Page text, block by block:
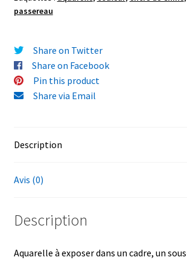
"Bruant
8x10,5
cm
passereau
Share on Twitter
Share on Facebook
Pin this product
Share via Email
Description
Avis (0)
Description
Aquarelle à exposer dans un cadre, un